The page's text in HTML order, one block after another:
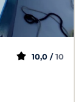
10,0 / 10